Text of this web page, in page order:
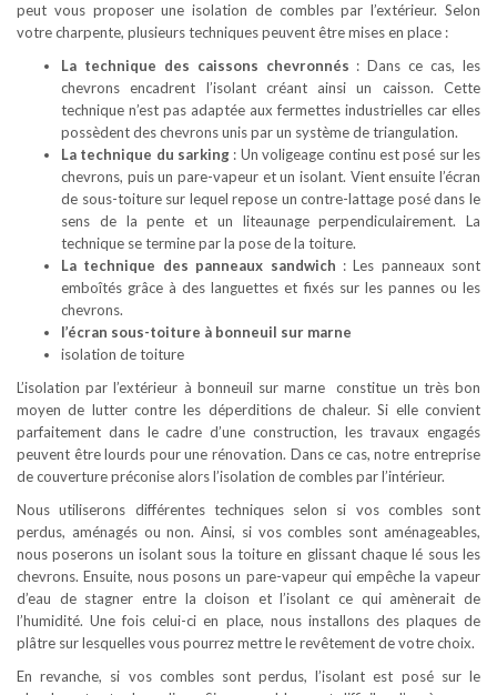
peut vous proposer une isolation de combles par l’extérieur. Selon
votre charpente, plusieurs techniques peuvent être mises en place :
La technique des caissons chevronnés : Dans ce cas, les
chevrons encadrent l’isolant créant ainsi un caisson. Cette
technique n’est pas adaptée aux fermettes industrielles car elles
possèdent des chevrons unis par un système de triangulation.
La technique du sarking : Un voligeage continu est posé sur les
chevrons, puis un pare-vapeur et un isolant. Vient ensuite l’écran
de sous-toiture sur lequel repose un contre-lattage posé dans le
sens de la pente et un liteaunage perpendiculairement. La
technique se termine par la pose de la toiture.
La technique des panneaux sandwich : Les panneaux sont
emboîtés grâce à des languettes et fixés sur les pannes ou les
chevrons.
l’écran sous-toiture à bonneuil sur marne
isolation de toiture
L’isolation par l’extérieur à bonneuil sur marne constitue un très bon
moyen de lutter contre les déperditions de chaleur. Si elle convient
parfaitement dans le cadre d’une construction, les travaux engagés
peuvent être lourds pour une rénovation. Dans ce cas, notre entreprise
de couverture préconise alors l’isolation de combles par l’intérieur.
Nous utiliserons différentes techniques selon si vos combles sont
perdus, aménagés ou non. Ainsi, si vos combles sont aménageables,
nous poserons un isolant sous la toiture en glissant chaque lé sous les
chevrons. Ensuite, nous posons un pare-vapeur qui empêche la vapeur
d’eau de stagner entre la cloison et l’isolant ce qui amènerait de
l’humidité. Une fois celui-ci en place, nous installons des plaques de
plâtre sur lesquelles vous pourrez mettre le revêtement de votre choix.
En revanche, si vos combles sont perdus, l’isolant est posé sur le